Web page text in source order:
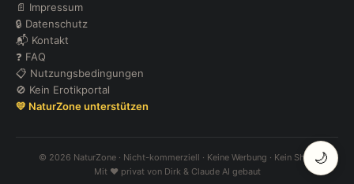
🌙
📄 Impressum
🔒 Datenschutz
📬 Kontakt
❓ FAQ
📋 Nutzungsbedingungen
🚫 Kein Erotikportal
💛 NaturZone unterstützen
© 2026 NaturZone · Nicht-kommerziell · Keine Werbung · Kein Shop
Mit ❤️ privat von Dirk & Claude AI gebaut